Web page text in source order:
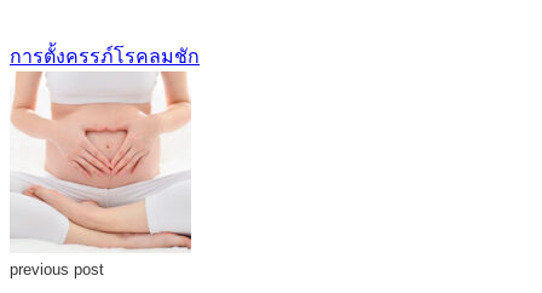
การตั้งครรภ์โรคลมชัก
previous post